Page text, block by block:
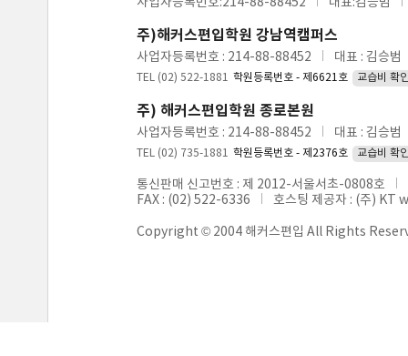
주)해커스편입학원 강남역캠퍼스
사업자등록번호 : 214-88-88452 대표 : 김승범
TEL (02) 522-1881 학원등록번호 - 제6621호 교습비 확
주) 해커스편입학원 종로본원
사업자등록번호 : 214-88-88452 대표 : 김승범
TEL (02) 735-1881 학원등록번호 - 제2376호 교습비 확
통신판매 신고번호 : 제 2012-서울서초-0808호
FAX : (02) 522-6336
호스팅 제공자 : (주)
Copyright © 2004 해커스편입 All Rights